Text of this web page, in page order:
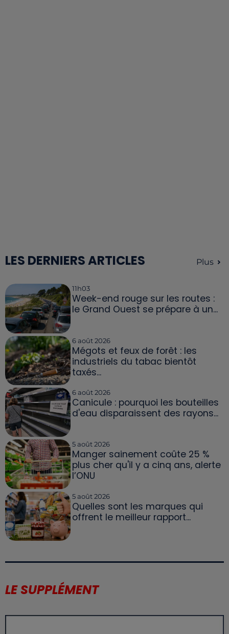
LES DERNIERS ARTICLES Plus
11h03
Week-end rouge sur les routes :
le Grand Ouest se prépare à un...
6 août 2026
Mégots et feux de forêt : les
industriels du tabac bientôt
taxés...
6 août 2026
Canicule : pourquoi les bouteilles
d'eau disparaissent des rayons...
5 août 2026
Manger sainement coûte 25 %
plus cher qu'il y a cinq ans, alerte
l’ONU
5 août 2026
Quelles sont les marques qui
offrent le meilleur rapport...
LE SUPPLÉMENT